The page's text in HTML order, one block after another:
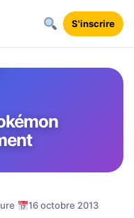
S'inscrire
· 16 octobre 2013